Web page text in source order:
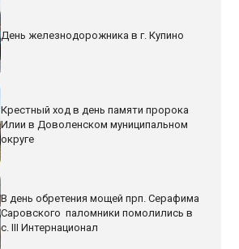
День железнодорожника в г. Купино
Крестный ход в день памяти пророка
Илии в Доволенском муниципальном
округе
В день обретения мощей прп. Серафима
Саровского паломники помолились в
с. III Интернационал